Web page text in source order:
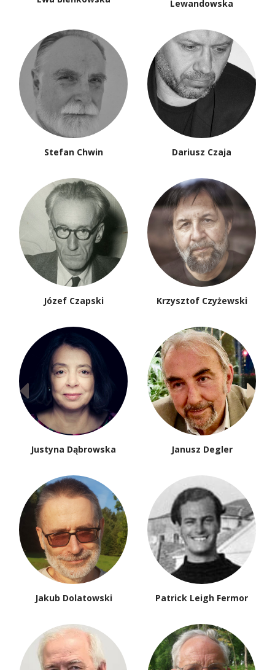
Lewandowska
Stefan Chwin Dariusz Czaja
Józef Czapski Krzysztof Czyżewski
Justyna Dąbrowska Janusz Degler
Jakub Dolatowski Patrick Leigh Fermor